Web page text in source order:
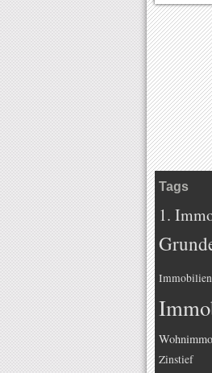
Tags
1.
Zinstief